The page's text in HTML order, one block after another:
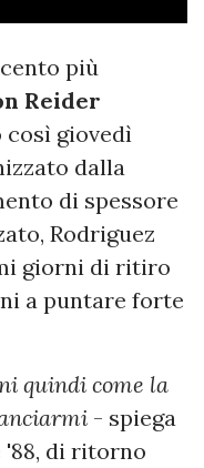
più
Reider
così giovedì
dalla
di spessore
Rodriguez
giorni di ritiro
a puntare forte
quindi come la
- spiega
'88, di ritorno